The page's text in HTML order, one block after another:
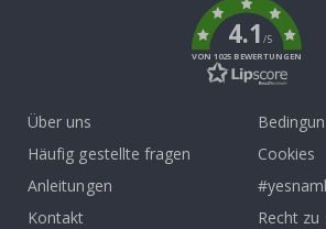
4.1/5
VON 1025 BEWERTUNGEN
Über uns
Häufig gestellte fragen
Anleitungen
Kontakt
Cookies
Recht